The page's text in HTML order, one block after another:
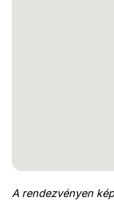
A rendezvényen